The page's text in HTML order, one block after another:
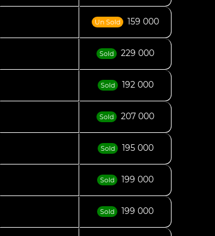
Un Sold 159 000
Sold 229 000
Sold 192 000
Sold 207 000
Sold 195 000
Sold 199 000
Sold 199 000